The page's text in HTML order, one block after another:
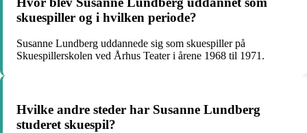
skuespiller og i hvilken periode?
Susanne Lundberg uddannede sig som skuespiller på
Skuespillerskolen ved Århus Teater i årene 1968 til 1971.
Hvilke andre steder har Susanne Lundberg
studeret skuespil?